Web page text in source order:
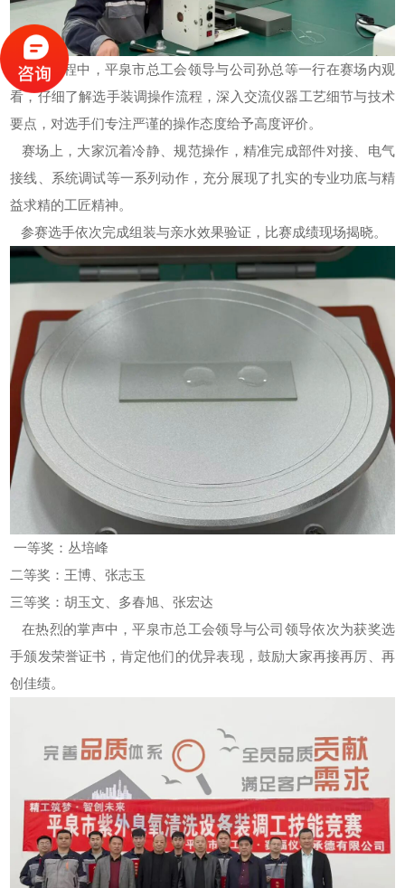
比赛过程中，平泉市总工会领导与公司孙总等一行在赛场内观
看，仔细了解选手装调操作流程，深入交流仪器工艺细节与技术
要点，对选手们专注严谨的操作态度给予高度评价。
赛场上，大家沉着冷静、规范操作，精准完成部件对接、电气
接线、系统调试等一系列动作，充分展现了扎实的专业功底与精
益求精的工匠精神。
参赛选手依次完成组装与亲水效果验证，比赛成绩现场揭晓。
一等奖：丛培峰
二等奖：王博、张志玉
三等奖：胡玉文、多春旭、张宏达
在热烈的掌声中，平泉市总工会领导与公司领导依次为获奖选
手颁发荣誉证书，肯定他们的优异表现，鼓励大家再接再厉、再
创佳绩。